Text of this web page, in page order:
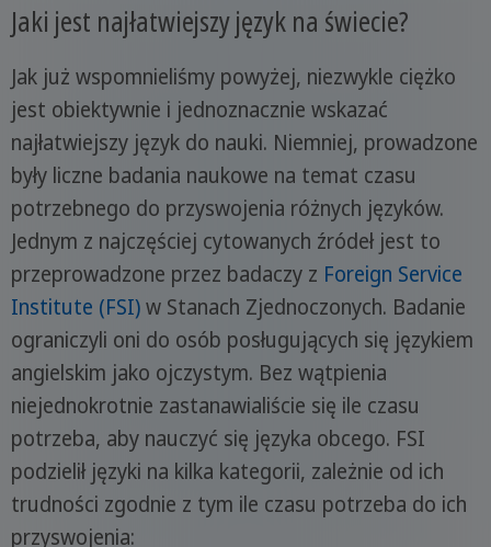
Jaki jest najłatwiejszy język na świecie?
Jak już wspomnieliśmy powyżej, niezwykle ciężko
jest obiektywnie i jednoznacznie wskazać
najłatwiejszy język do nauki. Niemniej, prowadzone
były liczne badania naukowe na temat czasu
potrzebnego do przyswojenia różnych języków.
Jednym z najczęściej cytowanych źródeł jest to
przeprowadzone przez badaczy z Foreign Service
Institute (FSI)w Stanach Zjednoczonych. Badanie
ograniczyli oni do osób posługujących się językiem
angielskim jako ojczystym. Bez wątpienia
niejednokrotnie zastanawialiście się ile czasu
potrzeba, aby nauczyć się języka obcego. FSI
podzielił języki na kilka kategorii, zależnie od ich
trudności zgodnie z tym ile czasu potrzeba do ich
przyswojenia: